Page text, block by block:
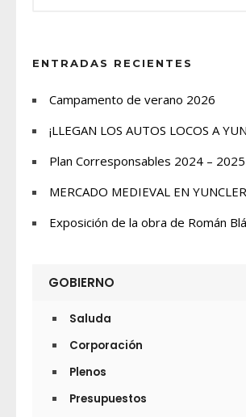
ENTRADAS RECIENTES
Campamento de verano 2026
¡LLEGAN LOS AUTOS LOCOS A
Plan Corresponsables 2024 – 2025
MERCADO MEDIEVAL EN YUNCLER
Exposición de la obra de Román
GOBIERNO
Saluda
Corporación
Plenos
Presupuestos